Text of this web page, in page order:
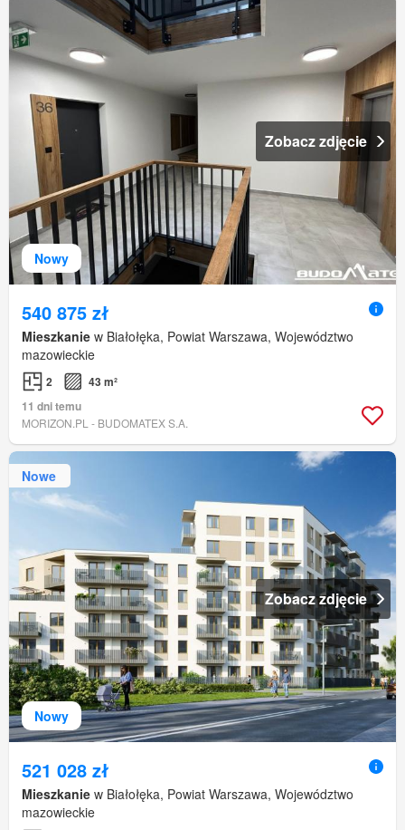
Nowy
Zobacz zdjęcie
540 875 zł
Mieszkanie w Białołęka, Powiat Warszawa, Województwo
mazowieckie
2
43 m²
11 dni temu
MORIZON.PL - BUDOMATEX S.A.
Nowy
Nowe
Zobacz zdjęcie
521 028 zł
Mieszkanie w Białołęka, Powiat Warszawa, Województwo
mazowieckie